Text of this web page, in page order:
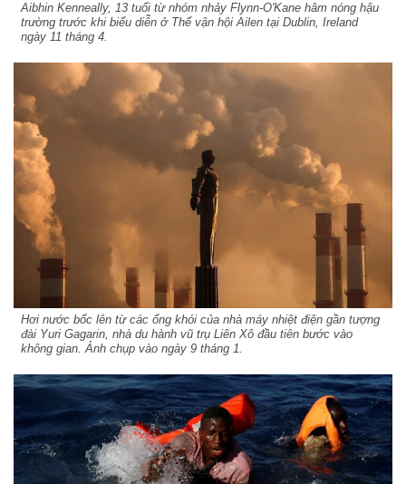
Aibhin Kenneally, 13 tuổi từ nhóm nhảy Flynn-O'Kane hâm nóng hậu
trường trước khi biểu diễn ở Thế vận hội Ailen tại Dublin, Ireland
ngày 11 tháng 4.
Hơi nước bốc lên từ các ống khói của nhà máy nhiệt điện gần tượng
đài Yuri Gagarin, nhà du hành vũ trụ Liên Xô đầu tiên bước vào
không gian. Ảnh chụp vào ngày 9 tháng 1.